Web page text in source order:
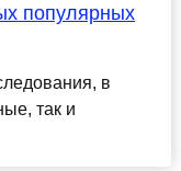
популярных
в
так и